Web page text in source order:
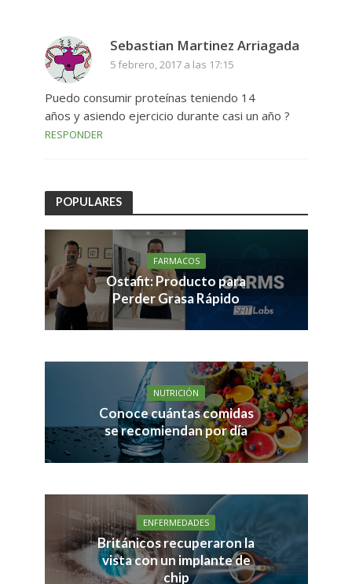
Sebastian Martinez Arriagada
5 febrero, 2017 a las 17:15
Puedo consumir proteínas teniendo 14
años y asiendo ejercicio durante casi un año ?
RESPONDER
POPULARES
FARMACOS
Ostafit: Producto para
Perder Grasa Rápido
NUTRICIÓN
Conoce cuántas comidas
se recomiendan por día
ENFERMEDADES
Británicos recuperaron la
vista con un implante de
chip